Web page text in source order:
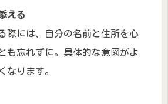
える
際には、自分の名前と住所を心
も忘れずに。具体的な意図がよ
なります。